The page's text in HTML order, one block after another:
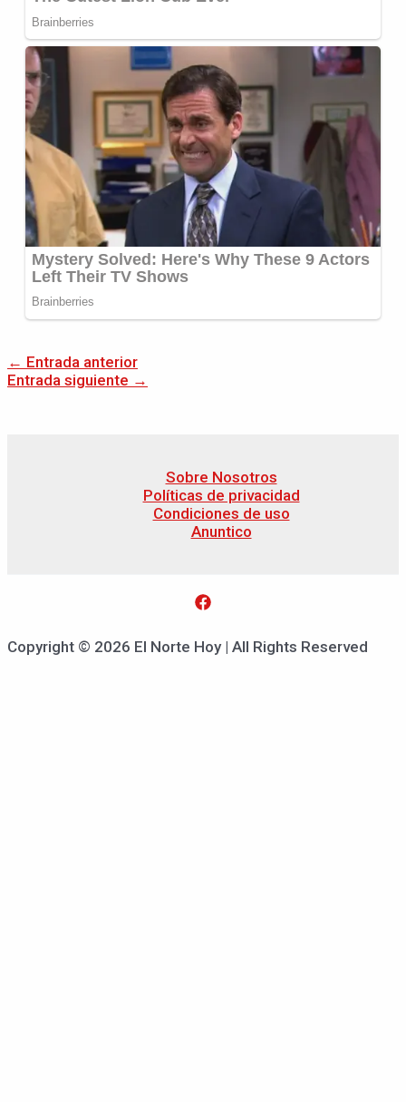
← Entrada anterior
Entrada siguiente →
Sobre Nosotros
Políticas de privacidad
Condiciones de uso
Anuntico
Copyright © 2026 El Norte Hoy | All Rights Reserved